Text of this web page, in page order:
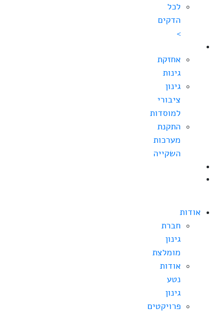
לכל
הדקים
>
אחזקת
גינות
גינון
ציבורי
למוסדות
התקנת
מערכות
השקייה
אודות
חברת
גינון
מומלצת
אודות
נטע
גינון
פרויקטים